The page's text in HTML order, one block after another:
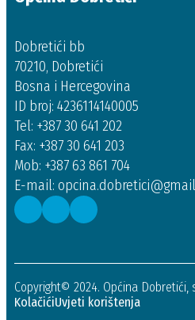
Dobretići bb
70210, Dobretići
Bosna i Hercegovina
ID broj: 4236114140005
Tel: +387 30 641 202
Fax: +387 30 641 203
Mob: +387 63 861 704
E-mail:
Copyright© 2024. Općina Dobretići,
KolačićiUvjeti korištenja